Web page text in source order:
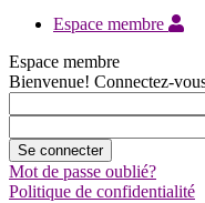
Espace membre
Espace membre
Bienvenue! Connectez-
Mot de passe oublié?
Politique de confidentialité